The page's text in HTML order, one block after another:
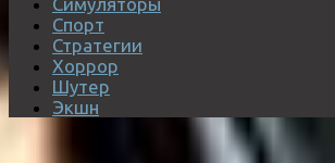
Спорт
Стратегии
Хоррор
Шутер
Экшн